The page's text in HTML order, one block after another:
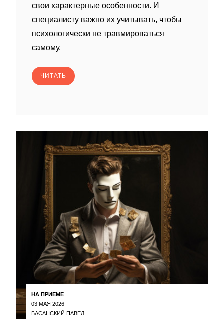
свои характерные особенности. И
специалисту важно их учитывать, чтобы
психологически не травмироваться
самому.
ЧИТАТЬ
НА ПРИЕМЕ
03 МАЯ 2026
БАСАНСКИЙ ПАВЕЛ